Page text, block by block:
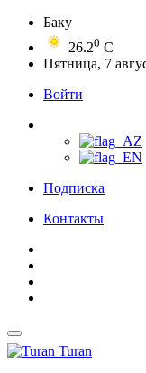
Баку
26.20 C
Пятница, 7
Войти
Подписка
Контакты
Turan